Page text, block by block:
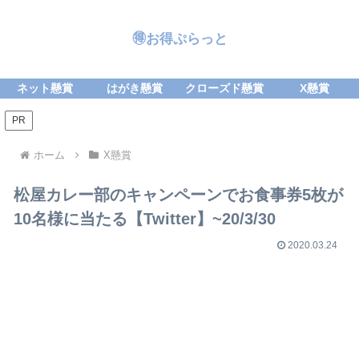
🉐お得ぷらっと
ネット懸賞 はがき懸賞 クローズド懸賞 X懸賞
PR
ホーム X懸賞
松屋カレー部のキャンペーンでお食事券5枚が
10名様に当たる【Twitter】~20/3/30
2020.03.24